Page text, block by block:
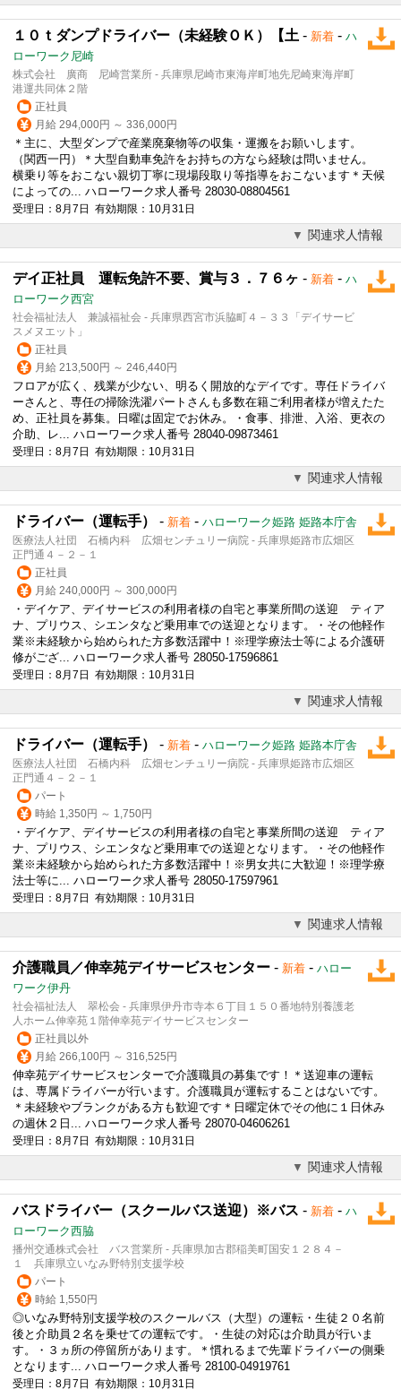
１０ｔダンプドライバー（未経験ＯＫ）【土 - 新着 - ハ
ローワーク尼崎
株式会社 廣商 尼崎営業所 - 兵庫県尼崎市東海岸町地先尼崎東海岸町
港運共同体２階
正社員
月給 294,000円 ～ 336,000円
＊主に、大型ダンプで産業廃棄物等の収集・運搬をお願いします。
（関西一円）＊大型自動車免許をお持ちの方なら経験は問いません。
横乗り等をおこない親切丁寧に現場段取り等指導をおこないます＊天候
によっての... ハローワーク求人番号 28030-08804561
受理日：8月7日 有効期限：10月31日
関連求人情報
デイ正社員 運転免許不要、賞与３．７６ヶ - 新着 - ハ
ローワーク西宮
社会福祉法人 兼誠福祉会 - 兵庫県西宮市浜脇町４－３３「デイサービ
スメヌエット」
正社員
月給 213,500円 ～ 246,440円
フロアが広く、残業が少ない、明るく開放的なデイです。専任 ドライバ
ーさんと、専任の掃除洗濯パートさんも多数在籍ご利用者様が増えたた
め、正社員を募集。日曜は固定でお休み。・食事、排泄、入浴、更衣の
介助、レ... ハローワーク求人番号 28040-09873461
受理日：8月7日 有効期限：10月31日
関連求人情報
ドライバー（運転手） - 新着 - ハローワーク姫路 姫路本庁舎
医療法人社団 石橋内科 広畑センチュリー病院 - 兵庫県姫路市広畑区
正門通４－２－１
正社員
月給 240,000円 ～ 300,000円
・デイケア、デイサービスの利用者様の自宅と事業所間の送迎 ティア
ナ、プリウス、シエンタなど乗用車での送迎となります。・その他軽作
業※未経験から始められた方多数活躍中！※理学療法士等による介護研
修がござ... ハローワーク求人番号 28050-17596861
受理日：8月7日 有効期限：10月31日
関連求人情報
ドライバー（運転手） - 新着 - ハローワーク姫路 姫路本庁舎
医療法人社団 石橋内科 広畑センチュリー病院 - 兵庫県姫路市広畑区
正門通４－２－１
パート
時給 1,350円 ～ 1,750円
・デイケア、デイサービスの利用者様の自宅と事業所間の送迎 ティア
ナ、プリウス、シエンタなど乗用車での送迎となります。・その他軽作
業※未経験から始められた方多数活躍中！※男女共に大歓迎！※理学療
法士等に... ハローワーク求人番号 28050-17597961
受理日：8月7日 有効期限：10月31日
関連求人情報
介護職員／伸幸苑デイサービスセンター - 新着 - ハロー
ワーク伊丹
社会福祉法人 翠松会 - 兵庫県伊丹市寺本６丁目１５０番地特別養護老
人ホーム伸幸苑１階伸幸苑デイサービスセンター
正社員以外
月給 266,100円 ～ 316,525円
伸幸苑デイサービスセンターで介護職員の募集です！＊送迎車の運転
は、専属 ドライバーが行います。介護職員が運転することはないです。
＊未経験やブランクがある方も歓迎です＊日曜定休でその他に１日休み
の週休２日... ハローワーク求人番号 28070-04606261
受理日：8月7日 有効期限：10月31日
関連求人情報
バスドライバー（スクールバス送迎）※バス - 新着 - ハ
ローワーク西脇
播州交通株式会社 バス営業所 - 兵庫県加古郡稲美町国安１２８４－
１ 兵庫県立いなみ野特別支援学校
パート
時給 1,550円
◎いなみ野特別支援学校のスクールバス（大型）の運転・生徒２０名前
後と介助員２名を乗せての運転です。・生徒の対応は介助員が行いま
す。・３ヵ所の停留所があります。＊慣れるまで先輩 ドライバーの側乗
となります... ハローワーク求人番号 28100-04919761
受理日：8月7日 有効期限：10月31日